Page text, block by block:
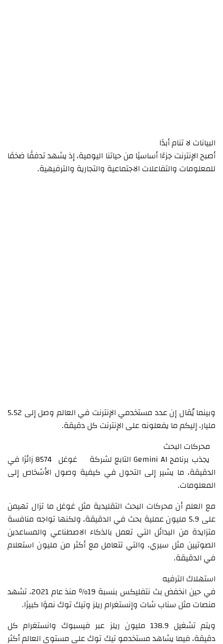
البيانات لا تنام أبدًا
أصبح الإنترنت جزءًا أساسيًا من حياتنا اليومية، إذ يشهد تدفقًا ضخمًا
للمعلومات والتفاعلات الاجتماعية والتجارية والترفيهية.
وبينما يُقال إن عدد مستخدمي الإنترنت في العالم وصل إلى 5.52
مليار، إليكم ما يفعلونه على الإنترنت كل دقيقة.
محركات البحث
يجذب برنامج Gemini AI التابع لشركة غوغل 8574 زائرًا في
الدقيقة، ما يشير إلى التحول في كيفية وصول الأشخاص إلى
المعلومات.
مع العلم أن محركات البحث التقليدية مثل غوغل ما تزال تهيمن
على 5.9 مليون عملية بحث في الدقيقة، ولكنها تواجه منافسة
متزايدة من البدائل التي تعمل بالذكاء الاصطناعي والمساعدين
الصوتيين مثل سيري، والتي تتعامل مع أكثر من مليون استعلام
في الدقيقة.
استهلاك الترفيه
في حين انخفض بث نتفليكس بنسبة 19٪ منذ عام 2021، تشهد
منصات مثل سناب شات وإنستغرام ريلز وتيك توك نموًا كبيرًا.
ويتم تشغيل 138.9 مليون ريلز عبر فيسبوك وانستغرام كل
دقيقة، فيما يشاهد مستخدمو تيك توك على مستوى العالم أكثر